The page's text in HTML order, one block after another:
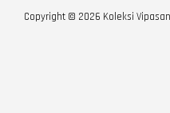
Copyright © 2026 Koleksi